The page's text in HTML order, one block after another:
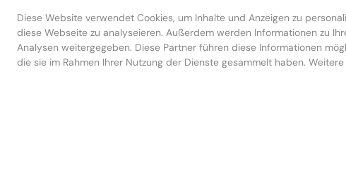
Diese Website verwendet Cookies, um Inhalte und Anzeigen zu
diese Webseite zu analyseieren. Außerdem werden Informationen zu
Analysen weitergegeben. Diese Partner führen diese Informationen
die sie im Rahmen Ihrer Nutzung der Dienste gesammelt haben.
WUP
WTP